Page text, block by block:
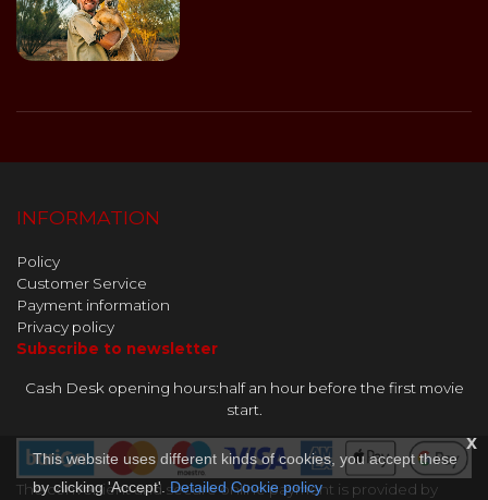
x
This website uses different kinds of cookies, you accept these
by clicking 'Accept'.Detailed Cookie policy
INFORMATION
Policy
Customer Service
Payment information
Privacy policy
Subscribe to newsletter
Cash Desk opening hours:half an hour before the first movie
start.
The convenient and secure online payment is provided by